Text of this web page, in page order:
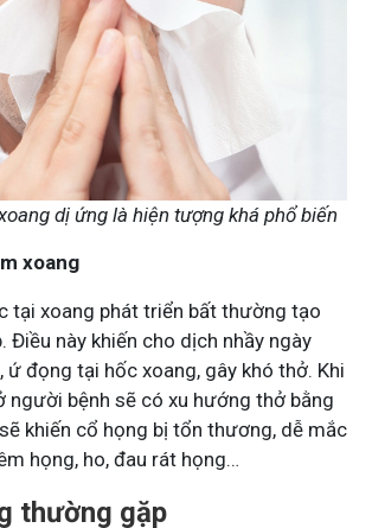
dị ứng là hiện tượng khá phổ biến
xoang
tại xoang phát triển bất thường tạo
Điều này khiến cho dịch nhầy ngày
ứ đọng tại hốc xoang, gây khó thở. Khi
người bệnh sẽ có xu hướng thở bằng
khiến cổ họng bị tổn thương, dễ mắc
họng, ho, đau rát họng…
thường gặp